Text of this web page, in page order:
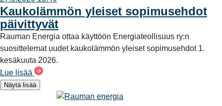
Kaukolämmön yleiset sopimusehdot
päivittyvät
Rauman Energia ottaa käyttöön Energiateollisuus ry:n
suosittelemat uudet kaukolämmön yleiset sopimusehdot 1.
kesäkuuta 2026.
Lue lisää
Näytä lisää